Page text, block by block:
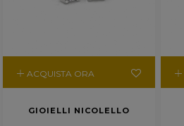
ACQUISTA ORA
GIOIELLI NICOLELLO